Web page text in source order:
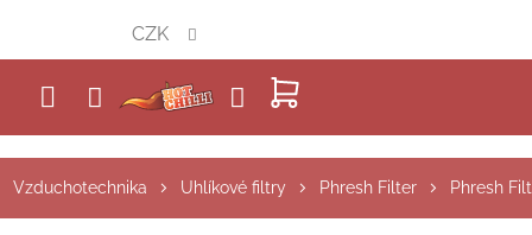
obsah
NÁKUPNÍ
KOŠÍK
CZK
Vzduchotechnika Uhlíkové filtry Phresh Filter Phresh